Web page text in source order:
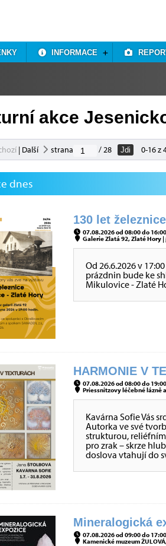
INFORMACE
akce
| Další strana / 28 Jdi 0-16 z
dnes
130 let
07.08.2026 od 08:00 do
Galerie Zlatá 92, Zlaté Hory |
Od 26.6.2026 v
prázdnin bude ke
Mikulovice - Zlaté
HARMONIE V
07.08.2026 od 08:00 do
Priessnitzovy léčebné lázně
Kavárna Sofie Vás
Autorka ve své
strukturou,
pro zrak – skrze
doslova vtahují do
Mineralogická
07.08.2026 od 09:00 do
Kamenické muzeum